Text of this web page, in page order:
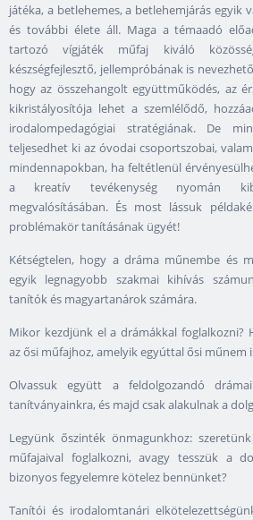
játéka, a betlehemes, a betlehemjárás egyik
és további élete áll. Maga a témaadó
tartozó vígjáték műfaj kiváló
készségfejlesztő, jellempróbának is
hogy az összehangolt együttműködés, az
kikristályosítója lehet a szemlélődő,
irodalompedagógiai stratégiának. De
teljesedhet ki az óvodai csoportszobai,
mindennapokban, ha feltétlenül
a kreatív tevékenység nyomán
megvalósításában. És most lássuk
problémakör tanításának ügyét!
Kétségtelen, hogy a dráma műnembe és
egyik legnagyobb szakmai kihívás
tanítók és magyartanárok számára.
Mikor kezdjünk el a drámákkal foglalkozni?
az ősi műfajhoz, amelyik egyúttal ősi műnem
Olvassuk együtt a feldolgozandó
tanítványainkra, és majd csak alakulnak a
Legyünk őszinték önmagunkhoz:
műfajaival foglalkozni, avagy tesszük a
bizonyos fegyelemre kötelez bennünket?
Tanítói és irodalomtanári